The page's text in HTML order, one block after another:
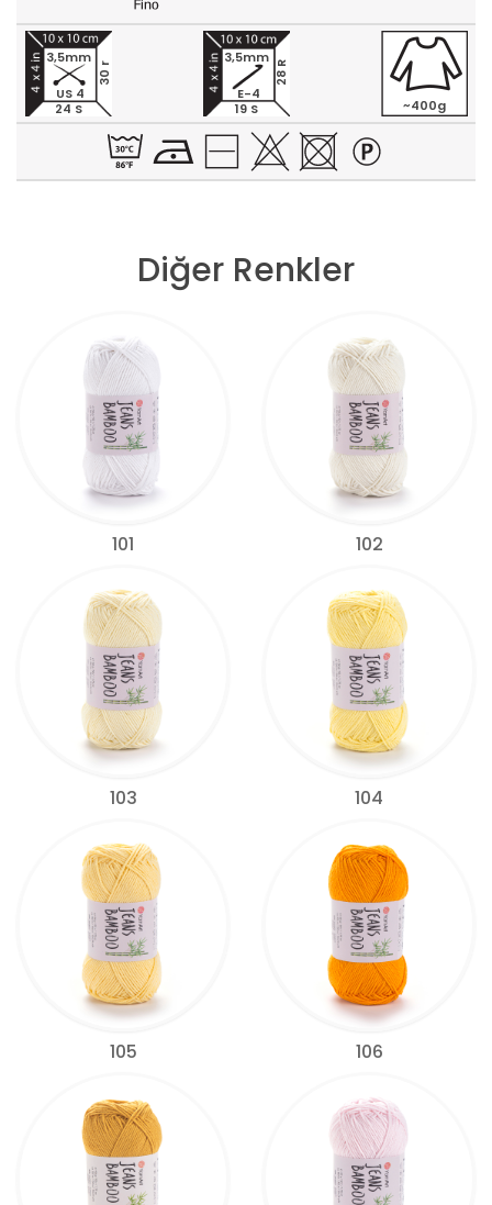
24 S
30 r
3,5mm
US 4
19 S
28 R
3,5mm
E-4
~400g
Diğer Renkler
101 102
103 104
105 106